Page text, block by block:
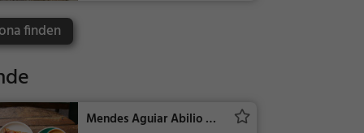
finden
Mendes Aguiar Abilio &